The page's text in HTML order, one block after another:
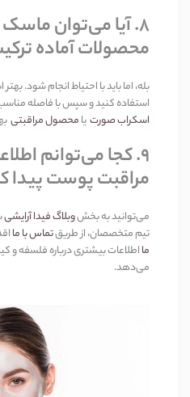
۸.آیا می‌توان ماسک
محصولات آماده
بله، اما باید با احتیاط انجام شود.
استفاده کنید و سپس با فاصله
اسکراب صورتیامحصول مراقبتی
۹.کجا می‌توانم
مراقبت پوست پیدا
می‌توانید به بخشوبلاگ فیدا آرایشی
تیم متخصصان، از طریقتماس با ما
مااطلاعات بیشتری درباره فلسفه و
می‌دهد.